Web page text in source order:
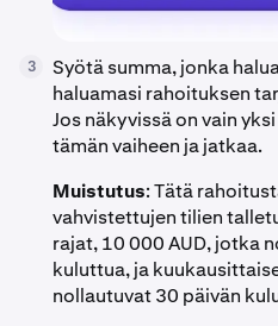
3
Syötä summa, jonka
haluamasi rahoituksen
Jos näkyvissä on vain
tämän vaiheen ja jatkaa.
Muistutus: Tätä
vahvistettujen tilien
rajat, 10 000 AUD, jotka
kuluttua, ja
nollautuvat 30 päivän